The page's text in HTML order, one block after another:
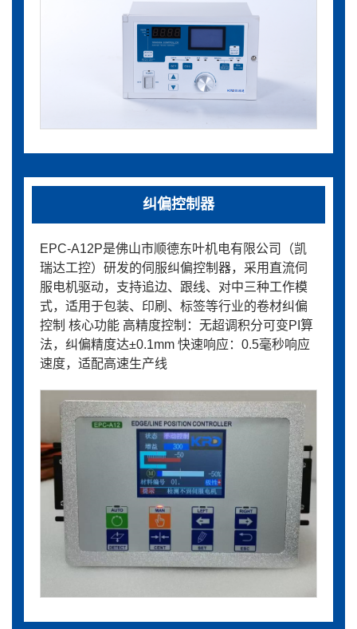
纠偏控制器
EPC-A12P是佛山市顺德东叶机电有限公司（凯
瑞达工控）研发的伺服纠偏控制器，采用直流伺
服电机驱动，支持追边、跟线、对中三种工作模
式，适用于包装、印刷、标签等行业的卷材纠偏
控制 核心功能 高精度控制：无超调积分可变PI算
法，纠偏精度达±0.1mm 快速响应：0.5毫秒响应
速度，适配高速生产线